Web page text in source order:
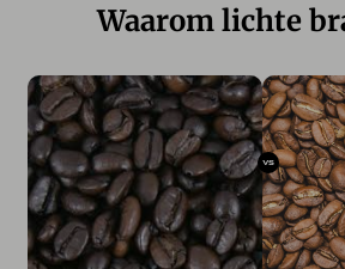
Waarom lichte